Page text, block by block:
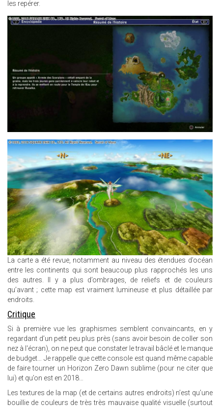
les repérer.
30.JPG
24.JPG
La carte a été revue, notamment au niveau des étendues d’océan
entre les continents qui sont beaucoup plus rapprochés les uns
des autres. Il y a plus d’ombrages, de reliefs et de couleurs
qu’avant ; cette map est vraiment lumineuse et plus détaillée par
endroits.
Critique
Si à première vue les graphismes semblent convaincants, en y
regardant d’un petit peu plus près (sans avoir besoin de coller son
nez à l'écran), on ne peut que constater le travail bâclé et le manque
de budget… Je rappelle que cette console est quand même capable
de faire tourner un Horizon Zero Dawn sublime (pour ne citer que
lui) et qu’on est en 2018…
Les textures de la map (et de certains autres endroits) n’est qu’une
bouillie de couleurs de très très mauvaise qualité visuelle (surtout